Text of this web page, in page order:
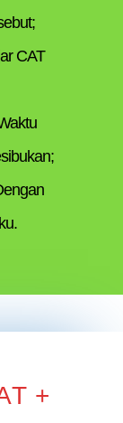
CAT
+